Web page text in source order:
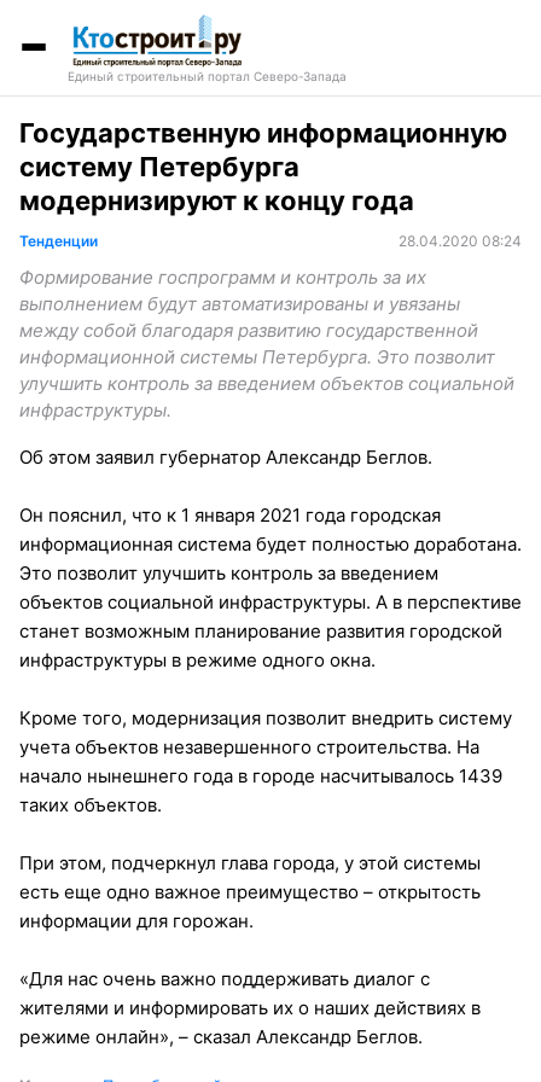
Единый строительный портал Северо-Запада
Государственную информационную
систему Петербурга
модернизируют к концу года
Тенденции 28.04.2020 08:24
Формирование госпрограмм и контроль за их
выполнением будут автоматизированы и увязаны
между собой благодаря развитию государственной
информационной системы Петербурга. Это позволит
улучшить контроль за введением объектов социальной
инфраструктуры.
Об этом заявил губернатор Александр Беглов.
Он пояснил, что к 1 января 2021 года городская
информационная система будет полностью доработана.
Это позволит улучшить контроль за введением
объектов социальной инфраструктуры. А в перспективе
станет возможным планирование развития городской
инфраструктуры в режиме одного окна.
Кроме того, модернизация позволит внедрить систему
учета объектов незавершенного строительства. На
начало нынешнего года в городе насчитывалось 1439
таких объектов.
При этом, подчеркнул глава города, у этой системы
есть еще одно важное преимущество – открытость
информации для горожан.
«Для нас очень важно поддерживать диалог с
жителями и информировать их о наших действиях в
режиме онлайн», – сказал Александр Беглов.